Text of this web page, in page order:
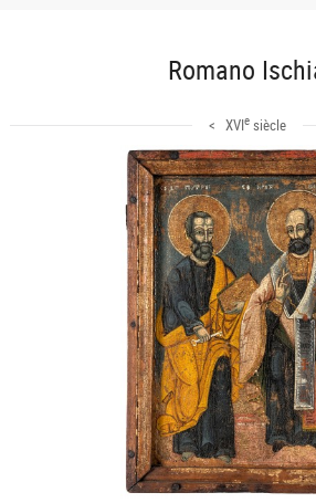
Romano
< XVIesiècle